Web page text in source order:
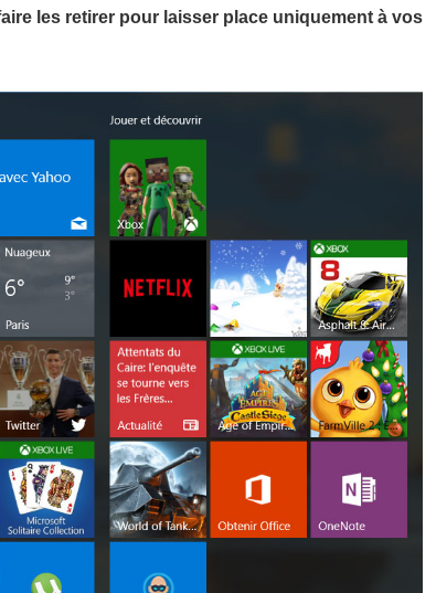
les retirer pour laisser place uniquement à vos